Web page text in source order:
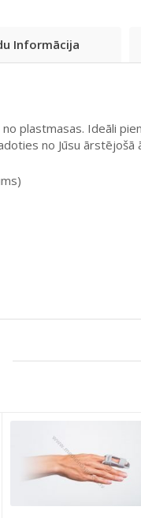
Informācija
plastmasas. Ideāli
no Jūsu